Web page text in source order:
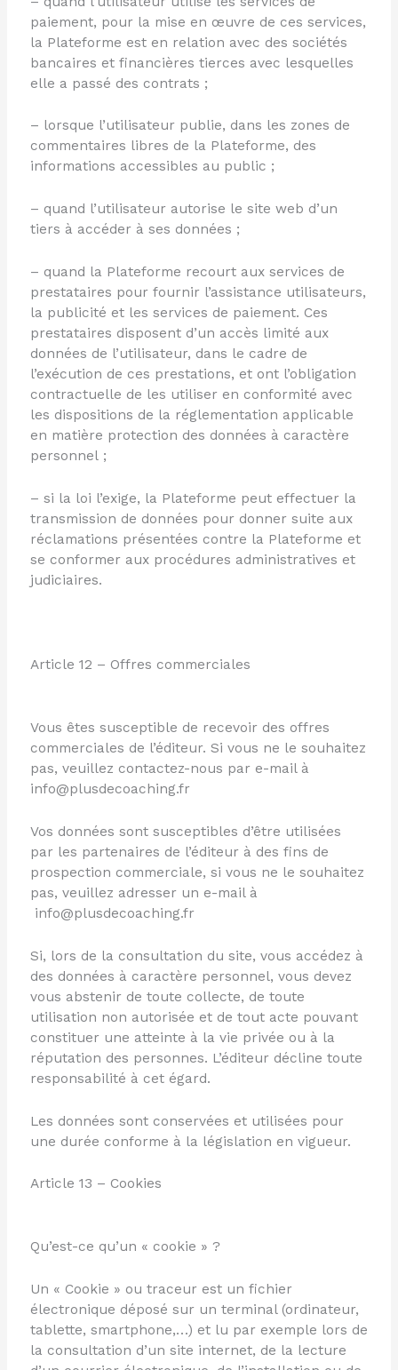
paiement, pour la mise en œuvre de ces services,
la Plateforme est en relation avec des sociétés
bancaires et financières tierces avec lesquelles
elle a passé des contrats ;
– lorsque l’utilisateur publie, dans les zones de
commentaires libres de la Plateforme, des
informations accessibles au public ;
– quand l’utilisateur autorise le site web d’un
tiers à accéder à ses données ;
– quand la Plateforme recourt aux services de
prestataires pour fournir l’assistance utilisateurs,
la publicité et les services de paiement. Ces
prestataires disposent d’un accès limité aux
données de l’utilisateur, dans le cadre de
l’exécution de ces prestations, et ont l’obligation
contractuelle de les utiliser en conformité avec
les dispositions de la réglementation applicable
en matière protection des données à caractère
personnel ;
– si la loi l’exige, la Plateforme peut effectuer la
transmission de données pour donner suite aux
réclamations présentées contre la Plateforme et
se conformer aux procédures administratives et
judiciaires.
Article 12 – Offres commerciales
Vous êtes susceptible de recevoir des offres
commerciales de l’éditeur. Si vous ne le souhaitez
pas, veuillez contactez-nous par e-mail à
info@plusdecoaching.fr
Vos données sont susceptibles d’être utilisées
par les partenaires de l’éditeur à des fins de
prospection commerciale, si vous ne le souhaitez
pas, veuillez adresser un e-mail à
info@plusdecoaching.fr
Si, lors de la consultation du site, vous accédez à
des données à caractère personnel, vous devez
vous abstenir de toute collecte, de toute
utilisation non autorisée et de tout acte pouvant
constituer une atteinte à la vie privée ou à la
réputation des personnes. L’éditeur décline toute
responsabilité à cet égard.
Les données sont conservées et utilisées pour
une durée conforme à la législation en vigueur.
Article 13 – Cookies
Qu’est-ce qu’un « cookie » ?
Un « Cookie » ou traceur est un fichier
électronique déposé sur un terminal (ordinateur,
tablette, smartphone,…) et lu par exemple lors de
la consultation d’un site internet, de la lecture